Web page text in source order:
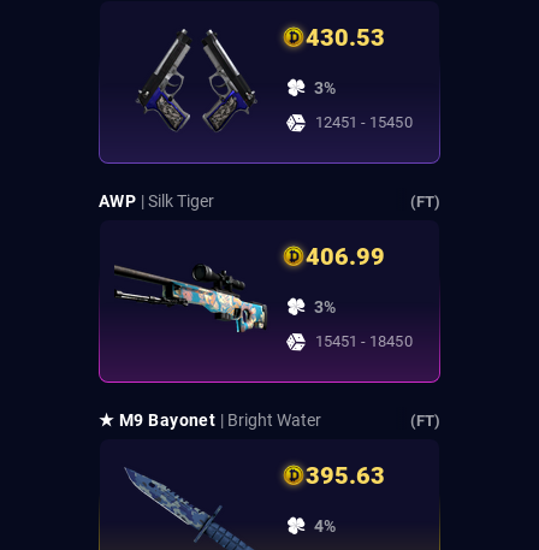
430.53
3%
12451 - 15450
AWP | Silk Tiger (FT)
406.99
3%
15451 - 18450
★ M9 Bayonet | Bright Water (FT)
395.63
4%